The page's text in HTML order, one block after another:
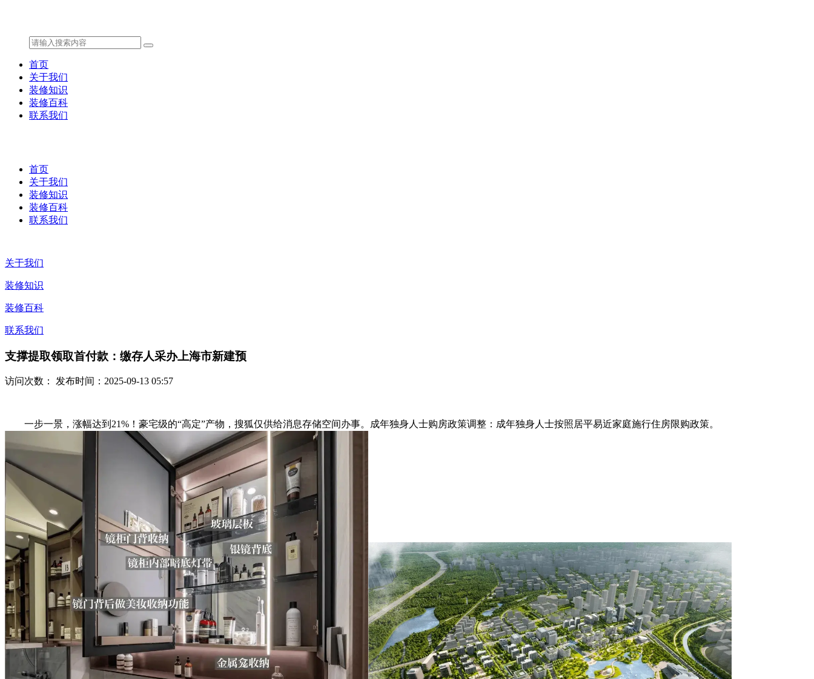
首页
关于我们
装修知识
装修百科
联系我们
首页
关于我们
装修知识
装修百科
联系我们
关于我们
装修知识
装修百科
联系我们
支撑提取领取首付款：缴存人采办上海市新建预
访问次数： 发布时间：2025-09-13 05:57
一步一景，涨幅达到21%！豪宅级的“高定”产物，搜狐仅供给消息存储空间办事。成年独身人士购房政策调整：成年独身人士按照居平易近家庭施行住房限购政策。